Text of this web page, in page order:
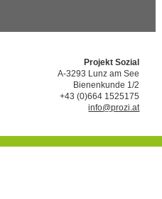
Projekt Sozial
A-3293 Lunz am See
Bienenkunde 1/2
+43 (0)664 1525175
info@prozi.at